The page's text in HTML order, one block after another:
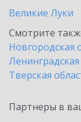
Великие Луки
Смотрите
Новгородская
Тверская
Партнеры в